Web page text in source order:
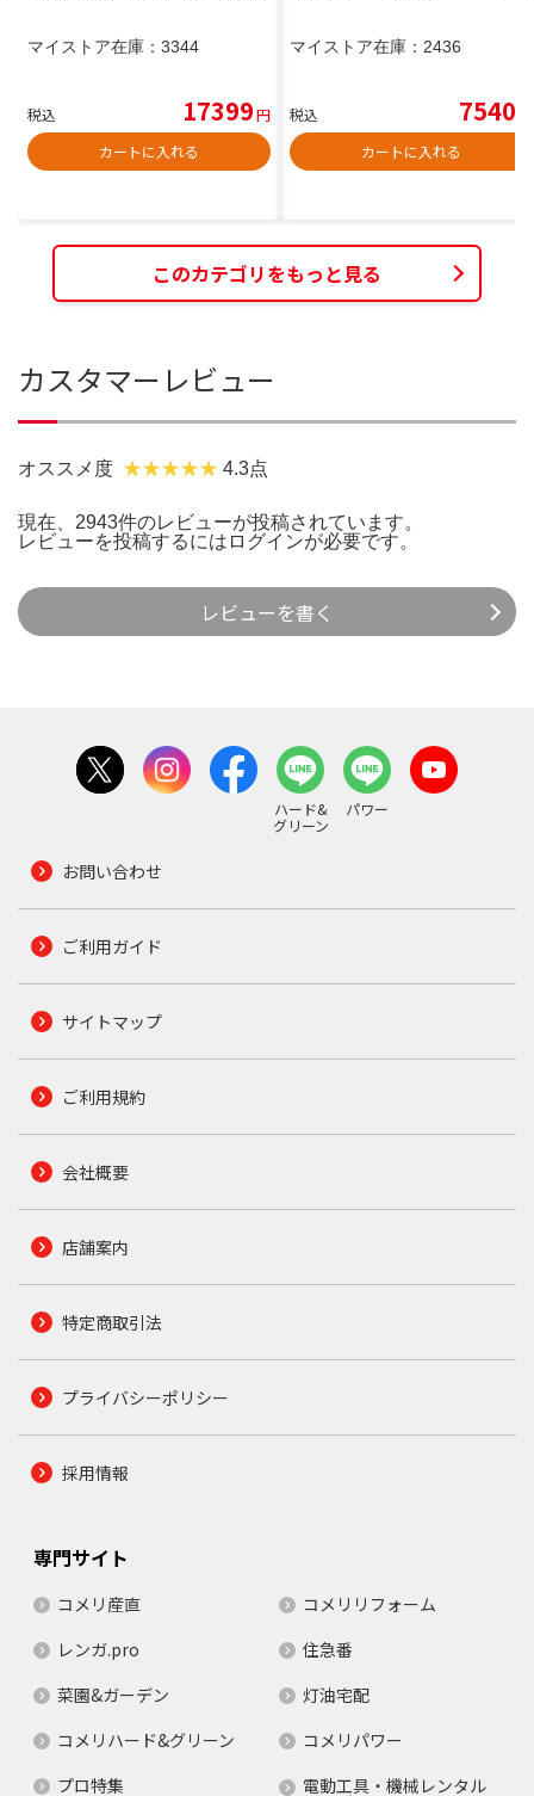
マイストア在庫： 3344
税込 17399円
カートに入れる
マイストア在庫： 2436
税込 7540
カートに入れる
このカテゴリをもっと見る
カスタマーレビュー
オススメ度 4.3点
現在、2943件のレビューが投稿されています。
レビューを投稿するには ログインが必要です。
レビューを書く
ハード&
グリーン
パワー
お問い合わせ
ご利用ガイド
サイトマップ
ご利用規約
会社概要
店舗案内
特定商取引法
プライバシーポリシー
採用情報
専門サイト
コメリ産直
コメリリフォーム
レンガ.pro
住急番
菜園&ガーデン
灯油宅配
コメリハード&グリーン
コメリパワー
プロ特集
電動工具・機械レンタル